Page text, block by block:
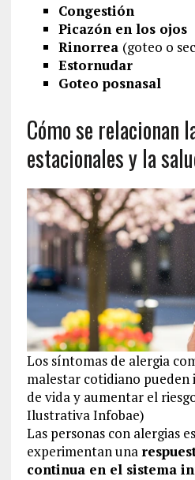
Congestión
Picazón en los ojos
Rinorrea (goteo o
Estornudar
Goteo posnasal
Cómo se relacionan
estacionales y la
Los síntomas de alergia
malestar cotidiano pueden
de vida y aumentar el
Ilustrativa Infobae)
Las personas con alergias
experimentan una
continua en el sistema